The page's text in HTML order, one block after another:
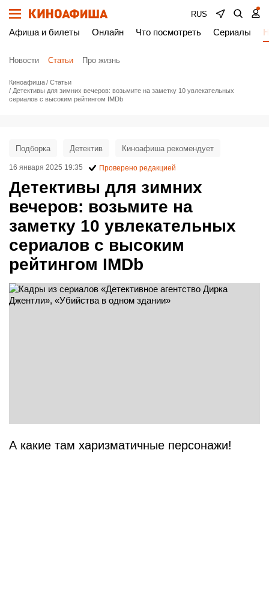
RUS
Афиша и билеты Онлайн Что посмотреть Сериалы
Новости Статьи Про жизнь
Киноафиша
Статьи
Детективы для зимних вечеров: возьмите на заметку 10 увлекательных
сериалов с высоким рейтингом IMDb
Детективы для зимних
вечеров: возьмите на
заметку 10 увлекательных
сериалов с высоким
рейтингом IMDb
Подборка Детектив Киноафиша рекомендует
16 января 2025 19:35 Проверено редакцией
А какие там харизматичные персонажи!